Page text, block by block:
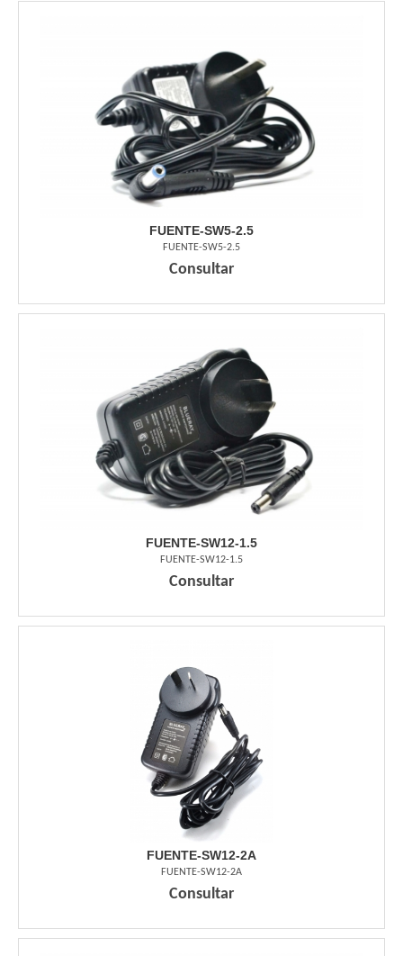
FUENTE-SW5-2.5
FUENTE-SW5-2.5
Consultar
FUENTE-SW12-1.5
FUENTE-SW12-1.5
Consultar
FUENTE-SW12-2A
FUENTE-SW12-2A
Consultar